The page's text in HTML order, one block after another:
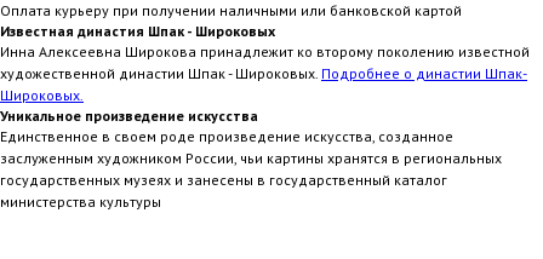
Оплата курьеру при получении наличными или банковской картой
Известная династия Шпак - Широковых
Инна Алексеевна Широкова принадлежит ко второму поколению известной
художественной династии Шпак - Широковых. Подробнее о династии Шпак-
Широковых.
Уникальное произведение искусства
Единственное в своем роде произведение искусства, созданное
заслуженным художником России, чьи картины хранятся в региональных
государственных музеях и занесены в государственный каталог
министерства культуры